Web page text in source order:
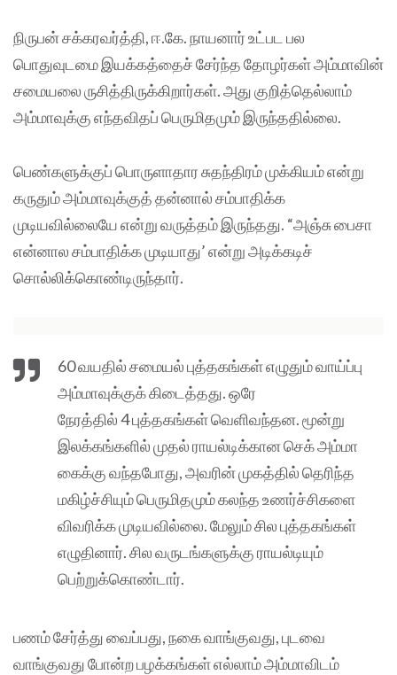
நிருபன் சக்கரவர்த்தி, ஈ.கே. நாயனார் உட்பட பல
பொதுவுடமை இயக்கத்தைச் சேர்ந்த தோழர்கள் அம்மாவின்
சமையலை ருசித்திருக்கிறார்கள். அது குறித்தெல்லாம்
அம்மாவுக்கு எந்தவிதப் பெருமிதமும் இருந்ததில்லை.
பெண்களுக்குப் பொருளாதார சுதந்திரம் முக்கியம் என்று
கருதும் அம்மாவுக்குத் தன்னால் சம்பாதிக்க
முடியவில்லையே என்று வருத்தம் இருந்தது. “அஞ்சு பைசா
என்னால சம்பாதிக்க முடியாது’ என்று அடிக்கடிச்
சொல்லிக்கொண்டிருந்தார்.
60 வயதில் சமையல் புத்தகங்கள் எழுதும் வாய்ப்பு
அம்மாவுக்குக் கிடைத்தது. ஒரே
நேரத்தில் 4 புத்தகங்கள் வெளிவந்தன. மூன்று
இலக்கங்களில் முதல் ராயல்டிக்கான செக் அம்மா
கைக்கு வந்தபோது, அவரின் முகத்தில் தெரிந்த
மகிழ்ச்சியும் பெருமிதமும் கலந்த உணர்ச்சிகளை
விவரிக்க முடியவில்லை. மேலும் சில புத்தகங்கள்
எழுதினார். சில வருடங்களுக்கு ராயல்டியும்
பெற்றுக்கொண்டார்.
பணம் சேர்த்து வைப்பது, நகை வாங்குவது, புடவை
வாங்குவது போன்ற பழக்கங்கள் எல்லாம் அம்மாவிடம்